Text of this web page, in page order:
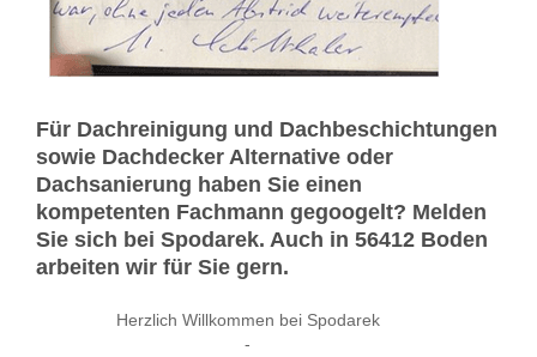
Für Dachreinigung und Dachbeschichtungen
sowie Dachdecker Alternative oder
Dachsanierung haben Sie einen
kompetenten Fachmann gegoogelt? Melden
Sie sich bei Spodarek. Auch in 56412 Boden
arbeiten wir für Sie gern.
Herzlich Willkommen bei Spodarek
-